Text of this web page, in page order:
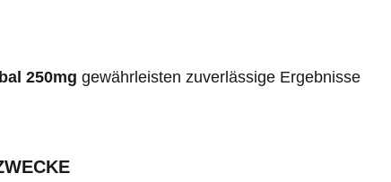
250mg gewährleisten zuverlässige Ergebnisse